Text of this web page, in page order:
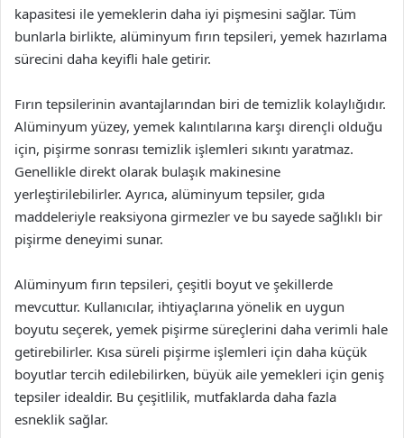
kapasitesi ile yemeklerin daha iyi pişmesini sağlar. Tüm
bunlarla birlikte, alüminyum fırın tepsileri, yemek hazırlama
sürecini daha keyifli hale getirir.
Fırın tepsilerinin avantajlarından biri de temizlik kolaylığıdır.
Alüminyum yüzey, yemek kalıntılarına karşı dirençli olduğu
için, pişirme sonrası temizlik işlemleri sıkıntı yaratmaz.
Genellikle direkt olarak bulaşık makinesine
yerleştirilebilirler. Ayrıca, alüminyum tepsiler, gıda
maddeleriyle reaksiyona girmezler ve bu sayede sağlıklı bir
pişirme deneyimi sunar.
Alüminyum fırın tepsileri, çeşitli boyut ve şekillerde
mevcuttur. Kullanıcılar, ihtiyaçlarına yönelik en uygun
boyutu seçerek, yemek pişirme süreçlerini daha verimli hale
getirebilirler. Kısa süreli pişirme işlemleri için daha küçük
boyutlar tercih edilebilirken, büyük aile yemekleri için geniş
tepsiler idealdir. Bu çeşitlilik, mutfaklarda daha fazla
esneklik sağlar.